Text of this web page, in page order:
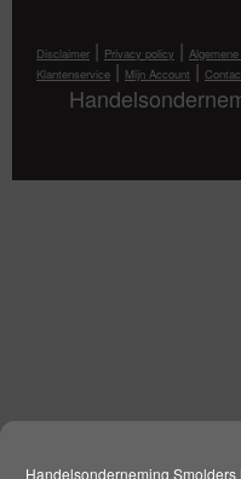
Handelsonderneming
Disclaimer | Privacy policy |
Klantenservice | Mijn Account |